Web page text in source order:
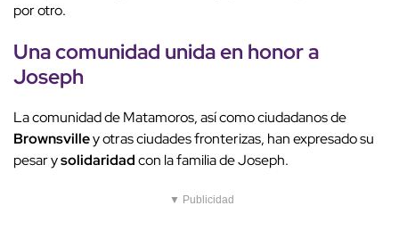
por otro.
Una comunidad unida en honor a
Joseph
La comunidad de Matamoros, así como ciudadanos de
Brownsvilley otras ciudades fronterizas, han expresado su
pesar ysolidaridadcon la familia de Joseph.
▼ Publicidad